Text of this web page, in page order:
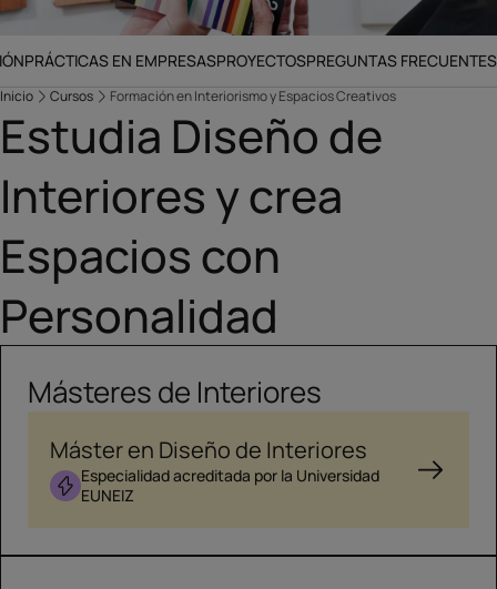
PRÁCTICAS EN EMPRESASPROYECTOSPREGUNTAS FRECUENTES
Inicio Cursos Formación en Interiorismo y Espacios Creativos
Estudia Diseño de
Interiores y crea
Espacios con
Personalidad
Másteres de Interiores
Máster en Diseño de Interiores
Especialidad acreditada por la Universidad
EUNEIZ